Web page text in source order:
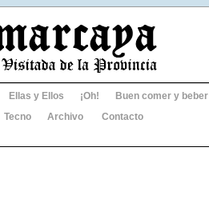
Ellas y Ellos ¡Oh!
Buen comer y beber
Tecno Archivo
Contacto